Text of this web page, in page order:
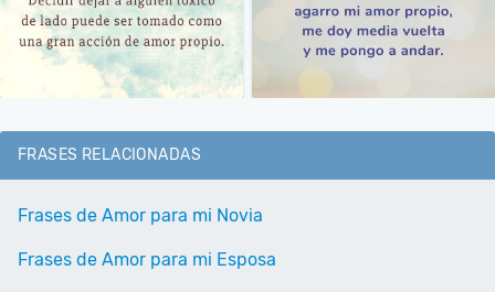
FRASES RELACIONADAS
Frases de Amor para mi Novia
Frases de Amor para mi Esposa